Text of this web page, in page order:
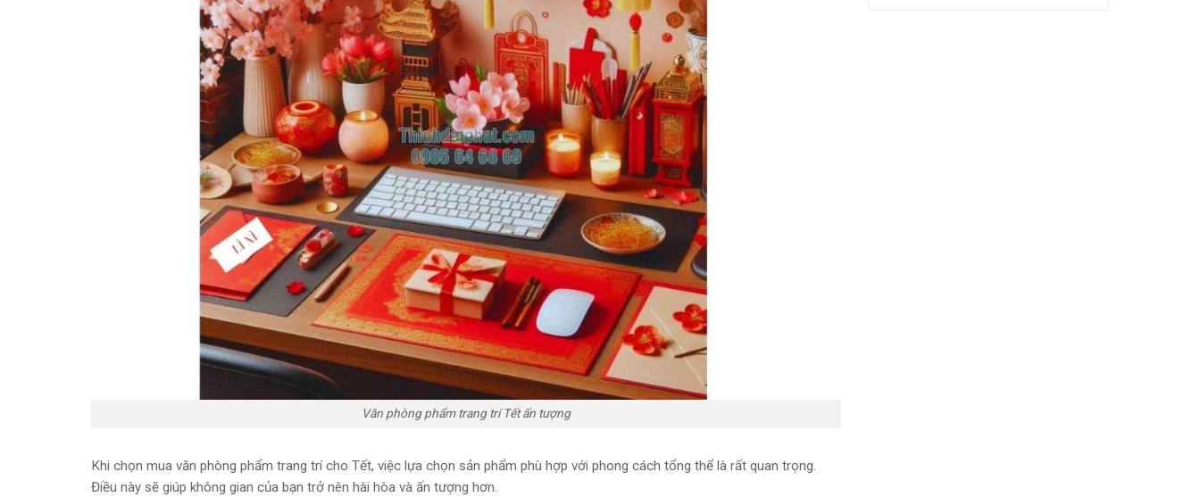
Văn phòng phẩm trang trí Tết ấn tượng
Khi chọn mua văn phòng phẩm trang trí cho Tết, việc lựa chọn sản phẩm phù hợp với phong cách tổng thể là rất quan trọng.
Điều này sẽ giúp không gian của bạn trở nên hài hòa và ấn tượng hơn.